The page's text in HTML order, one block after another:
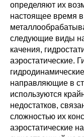
определяют их
настоящее время
следующие виды
качения,
аэростатические.
направляющие в
используются
недостатков,
сложностью их
аэростатические